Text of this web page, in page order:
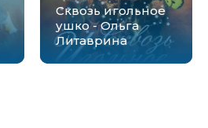
Сквозь игольное
ушко - Ольга
Литаврина